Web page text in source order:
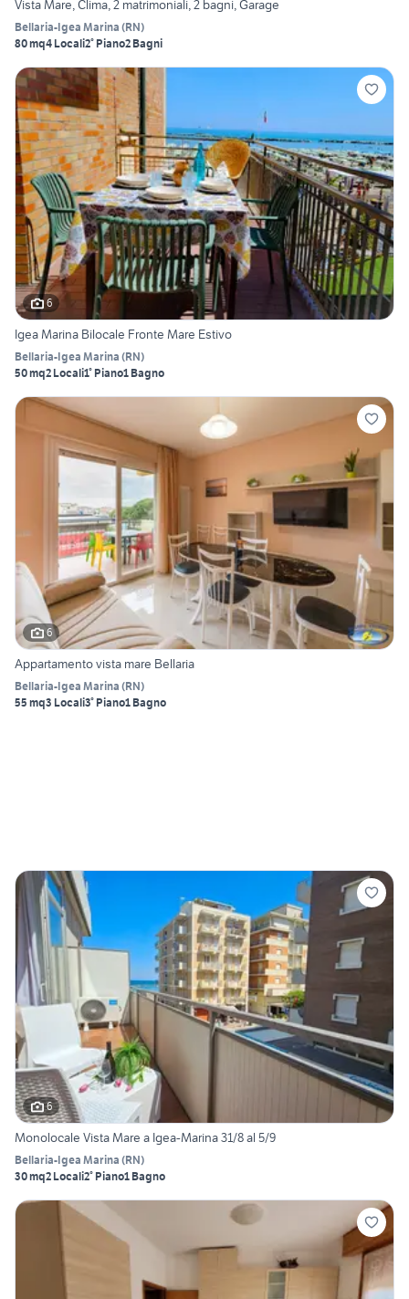
Vista Mare, Clima, 2 matrimoniali, 2 bagni, Garage
Bellaria-Igea Marina (RN)
80 mq4 Locali2° Piano2 Bagni
6
Igea Marina Bilocale Fronte Mare Estivo
Bellaria-Igea Marina (RN)
50 mq2 Locali1° Piano1 Bagno
6
Appartamento vista mare Bellaria
Bellaria-Igea Marina (RN)
55 mq3 Locali3° Piano1 Bagno
6
Monolocale Vista Mare a Igea-Marina 31/8 al 5/9
Bellaria-Igea Marina (RN)
30 mq2 Locali2° Piano1 Bagno